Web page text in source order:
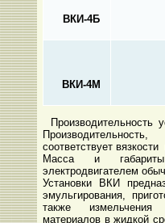
ВКИ-4Б
ВКИ-4М
Производительность
соответствует
Масса и
электродвигателем
Установки ВКИ
эмульгирования,
также
материалов в жидкой